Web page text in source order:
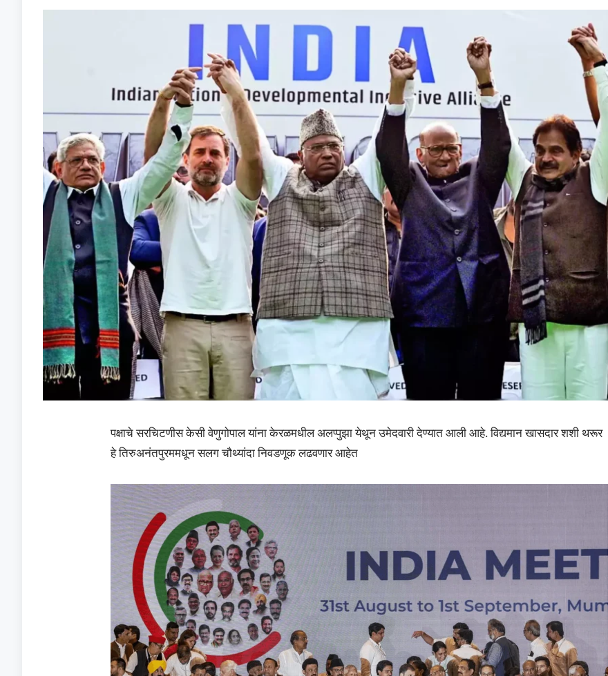
पक्षाचे सरचिटणीस केसी वेणुगोपाल यांना केरळमधील अलप्पुझा येथून उमेदवारी देण्यात आली आहे. विद्यमान खासदार शशी थरूर
हे तिरुअनंतपुरममधून सलग चौथ्यांदा निवडणूक लढवणार आहेत